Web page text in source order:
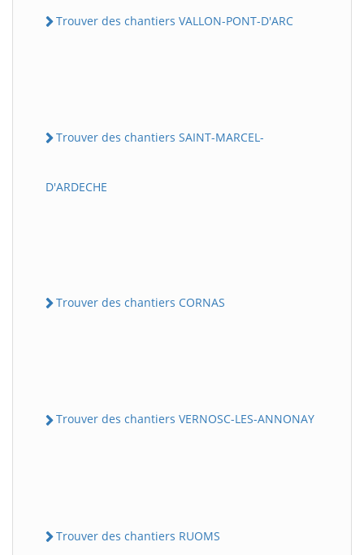
Trouver des chantiers VALLON-PONT-D'ARC
Trouver des chantiers SAINT-MARCEL-
D'ARDECHE
Trouver des chantiers CORNAS
Trouver des chantiers VERNOSC-LES-ANNONAY
Trouver des chantiers RUOMS